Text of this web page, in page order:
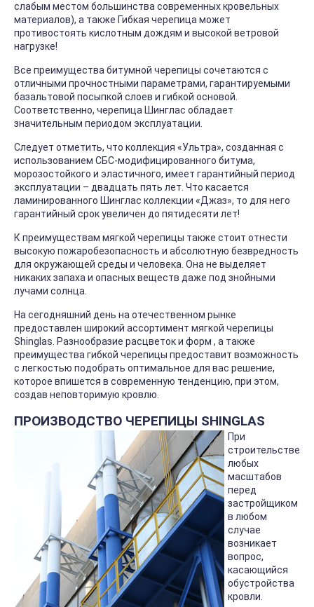
слабым местом большинства современных кровельных
материалов), а также Гибкая черепица может
противостоять кислотным дождям и высокой ветровой
нагрузке!
Все преимущества битумной черепицы сочетаются с
отличными прочностными параметрами, гарантируемыми
базальтовой посыпкой слоев и гибкой основой.
Соответственно, черепица Шинглас обладает
значительным периодом эксплуатации.
Следует отметить, что коллекция «Ультра», созданная с
использованием СБС-модифицированного битума,
морозостойкого и эластичного, имеет гарантийный период
эксплуатации – двадцать пять лет. Что касается
ламинированного Шинглас коллекции «Джаз», то для него
гарантийный срок увеличен до пятидесяти лет!
К преимуществам мягкой черепицы также стоит отнести
высокую пожаробезопасность и абсолютную безвредность
для окружающей среды и человека. Она не выделяет
никаких запаха и опасных веществ даже под знойными
лучами солнца.
На сегодняшний день на отечественном рынке
предоставлен широкий ассортимент мягкой черепицы
Shinglas. Разнообразие расцветок и форм , а также
преимущества гибкой черепицы предоставит возможность
с легкостью подобрать оптимальное для вас решение,
которое впишется в современную тенденцию, при этом,
создав неповторимую кровлю.
ПРОИЗВОДСТВО ЧЕРЕПИЦЫ SHINGLAS
При
строительстве
любых
масштабов
перед
застройщиком
в любом
случае
возникает
вопрос,
касающийся
обустройства
кровли.